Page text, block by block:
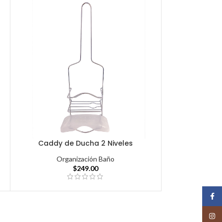
Caddy de Ducha 2 Niveles
Organización Baño
$249.00